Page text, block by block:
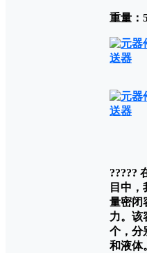
重量：
?????
目中，
量密闭
力。该
个，分
和液体